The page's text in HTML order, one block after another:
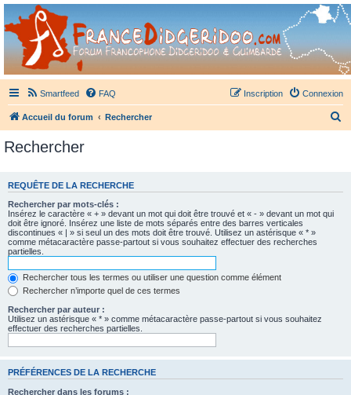
France Didgeridoo
Didgeridoo et Guimbarde sur France Didgeridoo - retrouvez la communauté.
Smartfeed FAQ Connexion
Inscription
Accueil du forum Rechercher
e
Rechercher
REQUÊTE DE LA RECHERCHE
Rechercher par mots-clés :
Insérez le caractère « + » devant un mot qui doit être trouvé et « - » devant un mot qui
doit être ignoré. Insérez une liste de mots séparés entre des barres verticales
discontinues « | » si seul un des mots doit être trouvé. Utilisez un astérisque « * »
comme métacaractère passe-partout si vous souhaitez effectuer des recherches
partielles.
Rechercher tous les termes ou utiliser une question comme élément
Rechercher n’importe quel de ces termes
Rechercher par auteur :
Utilisez un astérisque « * » comme métacaractère passe-partout si vous souhaitez
effectuer des recherches partielles.
PRÉFÉRENCES DE LA RECHERCHE
Rechercher dans les forums :